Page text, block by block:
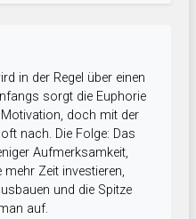
in der Regel über einen
sorgt die Euphorie
doch mit der
nach. Die Folge: Das
Aufmerksamkeit,
Zeit investieren,
und die Spitze
auf.